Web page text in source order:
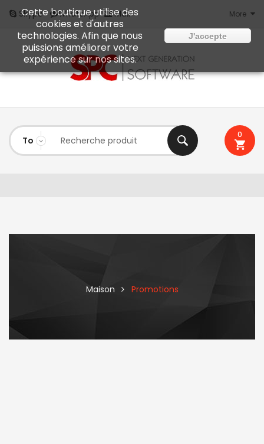
Skype WhatsApp Mail More
0
Maison Promotions
Cette boutique utilise des
cookies et d'autres
technologies. Afin que nous
puissions améliorer votre
expérience sur nos sites.
J'accepte